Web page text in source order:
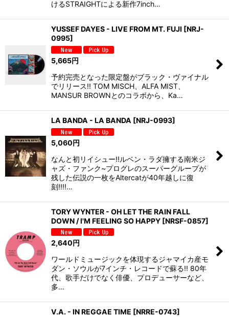
けるSTRAIGHTによる新作7inch…
YUSSEF DAYES - LIVE FROM MT. FUJI [NRJ-
0995]
5,665円
予約完売となった限定盤がブラック・ヴァイナル
でリリース!! TOM MISCH、ALFA MIST、
MANSUR BROWNとのコラボから、Ka…
LA BANDA - LA BANDA [NRJ-0993]
5,060円
なんと初リイシュー!!ルベン・ラダ擁する南米ジ
ャズ・ファンク~プログレのスーパーグループが
残した伝説の一枚をAltercatが40年越しに復
刻!!!!…
TORY WYNTER - OH LET THE RAIN FALL
DOWN / I'M FEELING SO HAPPY [NRSF-0857]
2,640円
ワールドミュージックを体現するジャマイカ産モ
ダン・ソウルが7インチ・レコードで蘇る!! 80年
代、歌手だけでなく俳優、プロデューサーなど、
多…
V.A. - IN REGGAE TIME [NRRE-0743]